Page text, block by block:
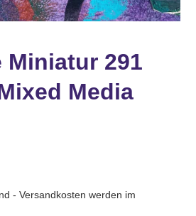
Miniatur 291
Media
- Versandkosten werden im